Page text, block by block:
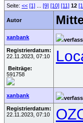
Seite: << [1] [9] [10] [11] 12
Autor
xanbank
Registrierdatum:
22.11.2023, 07:10
Beiträge:
591758
xanbank
Registrierdatum:
22.11.2023, 07:10